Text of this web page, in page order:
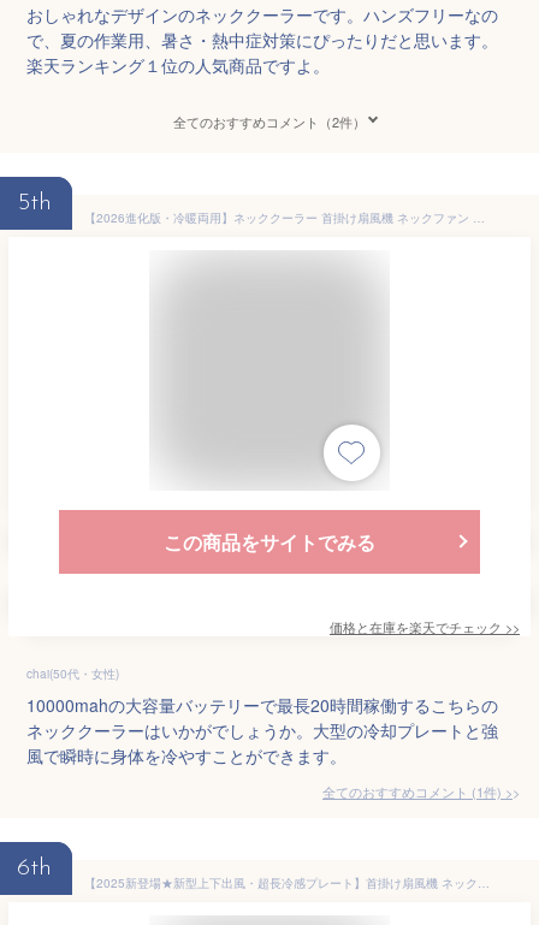
おしゃれなデザインのネッククーラーです。ハンズフリーなの
で、夏の作業用、暑さ・熱中症対策にぴったりだと思います。
楽天ランキング１位の人気商品ですよ。
全てのおすすめコメント（2件）
5th
【2026進化版・冷暖両用】ネッククーラー 首掛け扇風機 ネックファン 扇風機 超大冷却プレート 大面積 冷暖両用 10000mah大容量 20時間連続使用 冷却ファン 強力送風 頸部冷却 dcモーター 軽量 熱中症対策 暑さ対策 寒さ対策 オールシーズン 通勤 アウトドア ギフト
この商品をサイトでみる
価格と在庫を楽天でチェック >>
chai(50代・女性)
10000mahの大容量バッテリーで最長20時間稼働するこちらの
ネッククーラーはいかがでしょうか。大型の冷却プレートと強
風で瞬時に身体を冷やすことができます。
全てのおすすめコメント (1件) >
6th
【2025新登場★新型上下出風・超長冷感プレート】首掛け扇風機 ネッククーラー 冷風機 羽なし ネックファン 冷却プレート 3段階冷却＆3段階風量調整 10000mAh大容量 ネックファン 携帯扇風機 上下送風 半導体冷却 静音 USB充電式 最大32時間連続使用 強力首掛けクーラー